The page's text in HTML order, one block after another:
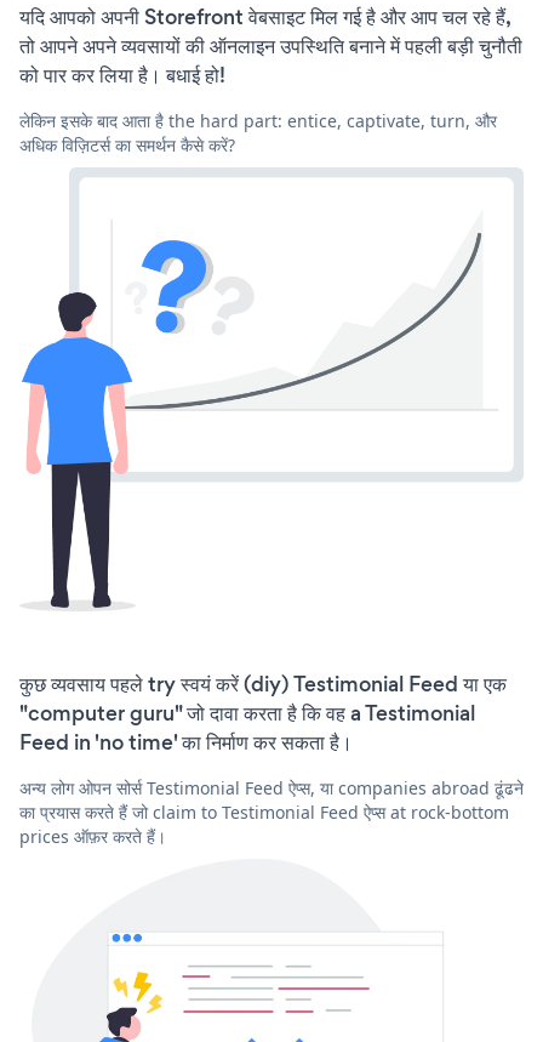
यदि आपको अपनी Storefront वेबसाइट मिल गई है और आप चल रहे हैं,
तो आपने अपने व्यवसायों की ऑनलाइन उपस्थिति बनाने में पहली बड़ी चुनौती
को पार कर लिया है। बधाई हो!
लेकिन इसके बाद आता है the hard part: entice, captivate, turn, और
अधिक विज़िटर्स का समर्थन कैसे करें?
कुछ व्यवसाय पहले try स्वयं करें (diy) Testimonial Feed या एक
"computer guru" जो दावा करता है कि वह a Testimonial
Feed in 'no time' का निर्माण कर सकता है।
अन्य लोग ओपन सोर्स Testimonial Feed ऐप्स, या companies abroad ढूंढने
का प्रयास करते हैं जो claim to Testimonial Feed ऐप्स at rock-bottom
prices ऑफ़र करते हैं।